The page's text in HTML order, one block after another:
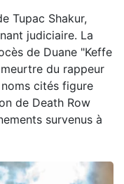
Tupac Shakur,
judiciaire. La
de Duane "Keffe
du rappeur
cités figure
de Death Row
survenus à